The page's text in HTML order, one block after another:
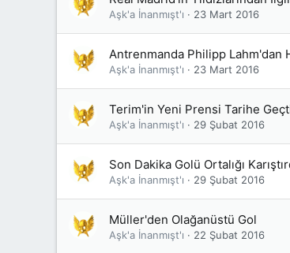
Aşk'a İnanmışt'ı 23 Mart 2016
Antrenmanda Philipp Lahm'dan
Aşk'a İnanmışt'ı 23 Mart 2016
Terim'in Yeni Prensi Tarihe
Aşk'a İnanmışt'ı 29 Şubat 2016
Son Dakika Golü Ortalığı
Aşk'a İnanmışt'ı 29 Şubat 2016
Müller'den Olağanüstü Gol
Aşk'a İnanmışt'ı 22 Şubat 2016